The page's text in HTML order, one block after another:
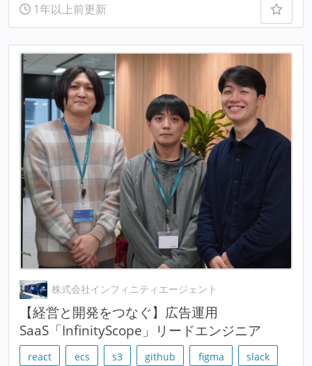
1年以上前更新
株式会社インフィニティエージェント
【経営と開発をつなぐ】広告運用
SaaS「InfinityScope」リードエンジニア
react ecs s3 github figma
slack